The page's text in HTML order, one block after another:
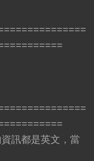
訊都是英文，當